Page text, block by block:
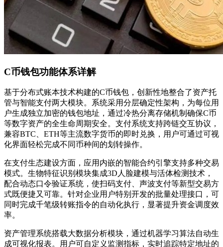
C币钱包功能体系详解
基于分布式账本技术构建的C币钱包，创新性地整合了资产托
管与智能支付两大模块。系统采用分层确定性架构，为每位用
户生成独立加密的钱包地址，通过冷热分离存储机制确保C币
等数字资产的全生命周期安全。支付系统支持跨链交互协议，
兼容BTC、ETH等主流数字货币的即时兑换，用户可通过可视
化界面轻松完成不同币种间的划转操作。
在支付生态建设方面，应用内嵌的智能合约引擎支持多种交易
模式。生物特征识别模块集成3D人脸建模与活体检测技术，
配合动态口令验证系统，使扫码支付、声波支付等新型交易方
式既便捷又可靠。针对企业用户特别开发的批量处理接口，可
同时完成千笔级转账指令的自动化执行，显著提升资金调度效
率。
资产管理系统搭载大数据分析模块，通过机器学习算法自动生
成可视化报表。用户可自定义监测指标，实时追踪特定地址的